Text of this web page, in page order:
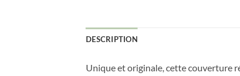
DESCRIPTION
Unique et originale, cette couverture